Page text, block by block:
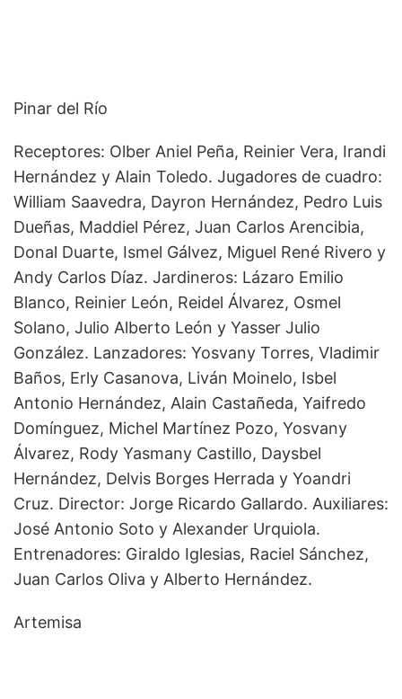
Pinar del Río
Receptores: Olber Aniel Peña, Reinier Vera, Irandi
Hernández y Alain Toledo. Jugadores de cuadro:
William Saavedra, Dayron Hernández, Pedro Luis
Dueñas, Maddiel Pérez, Juan Carlos Arencibia,
Donal Duarte, Ismel Gálvez, Miguel René Rivero y
Andy Carlos Díaz. Jardineros: Lázaro Emilio
Blanco, Reinier León, Reidel Álvarez, Osmel
Solano, Julio Alberto León y Yasser Julio
González. Lanzadores: Yosvany Torres, Vladimir
Baños, Erly Casanova, Liván Moinelo, Isbel
Antonio Hernández, Alain Castañeda, Yaifredo
Domínguez, Michel Martínez Pozo, Yosvany
Álvarez, Rody Yasmany Castillo, Daysbel
Hernández, Delvis Borges Herrada y Yoandri
Cruz. Director: Jorge Ricardo Gallardo. Auxiliares:
José Antonio Soto y Alexander Urquiola.
Entrenadores: Giraldo Iglesias, Raciel Sánchez,
Juan Carlos Oliva y Alberto Hernández.
Artemisa